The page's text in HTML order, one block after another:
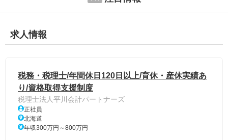
求人情報
税務・税理士/年間休日120日以上/育休・産休実績あ
り/資格取得支援制度
税理士法人平川会計パートナーズ
正社員
北海道
年収300万円～800万円